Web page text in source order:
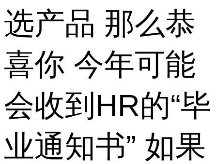
选产品 那么恭
喜你 今年可能
会收到HR的“毕
业通知书” 如果